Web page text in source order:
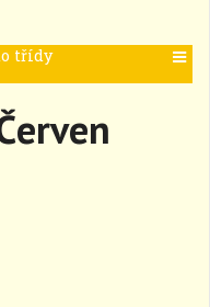
třídy
T